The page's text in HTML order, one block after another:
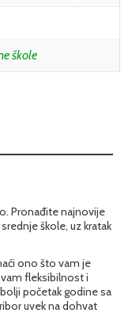
škole
Pronađite najnovije
škole, uz kratak
ono što vam je
fleksibilnost i
početak godine sa
uvek na dohvat